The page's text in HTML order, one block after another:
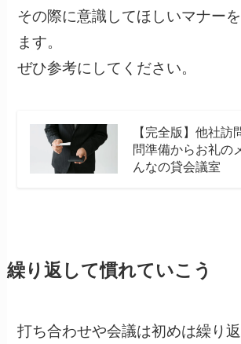
その際に意識してほしいマナー
ます。
ぜひ参考にしてください。
【完全版】他社訪
問準備からお礼の
んなの貸会議室
繰り返して慣れていこう
打ち合わせや会議は初めは繰り